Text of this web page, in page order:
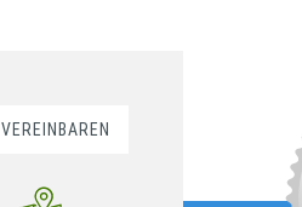
VEREINBAREN